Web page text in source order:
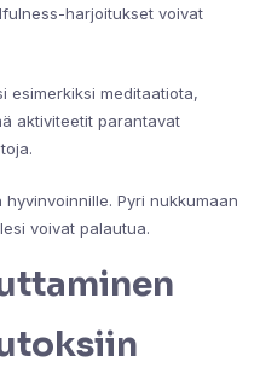
harjoitukset voivat
esimerkiksi meditaatiota,
aktiviteetit parantavat
Pyri nukkumaan
voivat palautua.